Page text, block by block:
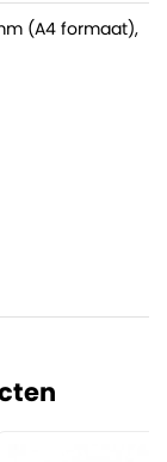
(A4 formaat),